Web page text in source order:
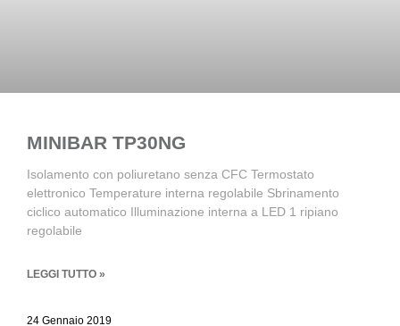
MINIBAR TP30NG
Isolamento con poliuretano senza CFC Termostato
elettronico Temperature interna regolabile Sbrinamento
ciclico automatico Illuminazione interna a LED 1 ripiano
regolabile
LEGGI TUTTO »
24 Gennaio 2019